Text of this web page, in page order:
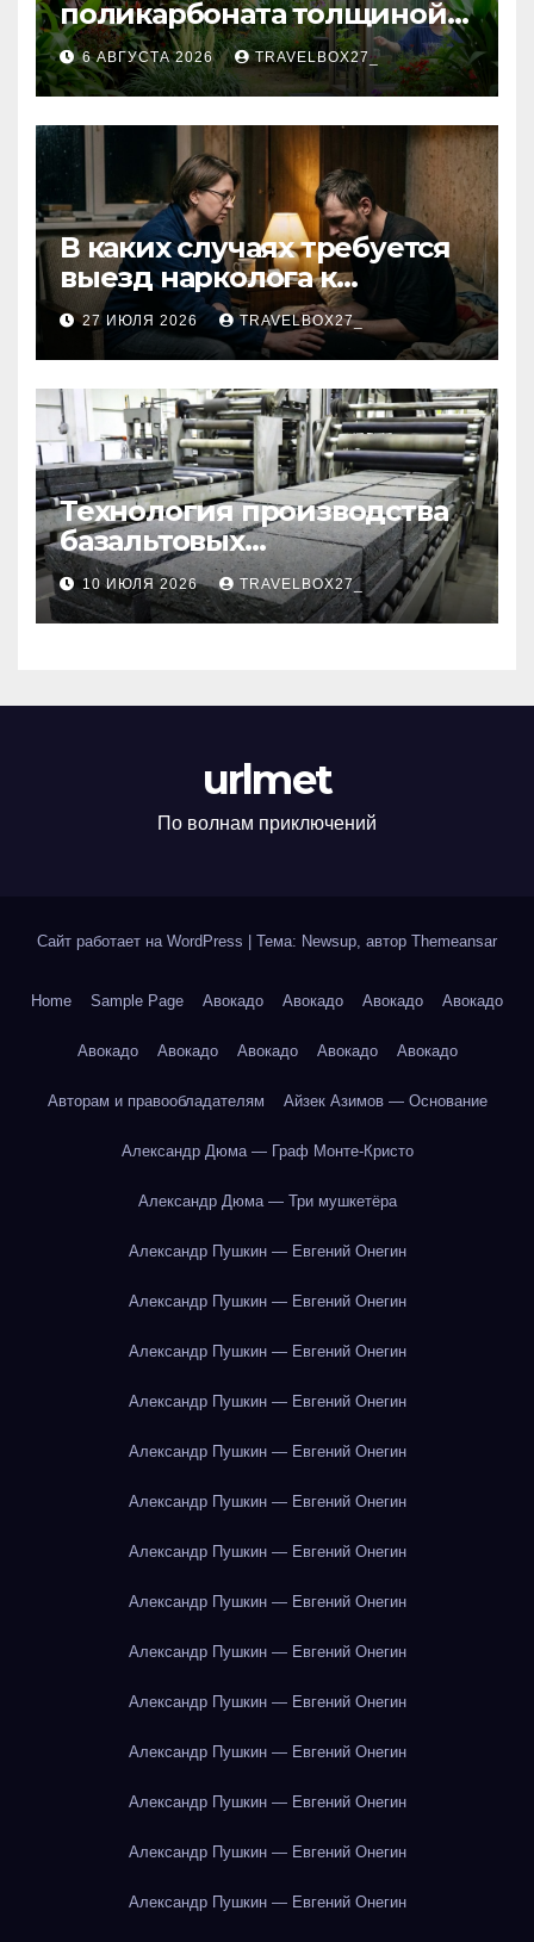
поликарбоната толщиной 4
и 6 мм
6 АВГУСТА 2026 TRAVELBOX27_
В каких случаях требуется
выезд нарколога к
пациенту
27 ИЮЛЯ 2026 TRAVELBOX27_
Технология производства
базальтовых
теплоизоляционных плит
по ГОСТ
10 ИЮЛЯ 2026 TRAVELBOX27_
urlmet
По волнам приключений
Сайт работает на WordPress Тема: Newsup, автор Themeansar
Home Sample Page Авокадо Авокадо Авокадо Авокадо
Авокадо Авокадо Авокадо Авокадо Авокадо
Авторам и правообладателям Айзек Азимов — Основание
Александр Дюма — Граф Монте-Кристо
Александр Дюма — Три мушкетёра
Александр Пушкин — Евгений Онегин
Александр Пушкин — Евгений Онегин
Александр Пушкин — Евгений Онегин
Александр Пушкин — Евгений Онегин
Александр Пушкин — Евгений Онегин
Александр Пушкин — Евгений Онегин
Александр Пушкин — Евгений Онегин
Александр Пушкин — Евгений Онегин
Александр Пушкин — Евгений Онегин
Александр Пушкин — Евгений Онегин
Александр Пушкин — Евгений Онегин
Александр Пушкин — Евгений Онегин
Александр Пушкин — Евгений Онегин
Александр Пушкин — Евгений Онегин